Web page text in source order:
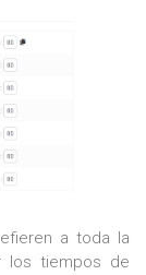
a toda la
los tiempos de